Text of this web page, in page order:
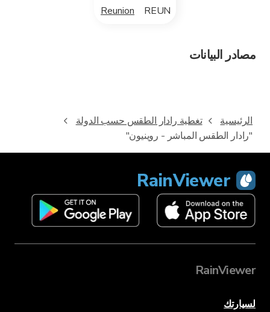
REUN
Reunion
مصادر البيانات
الرئيسية
تغطية رادار الطقس حسب الدولة
"رادار الطقس المباشر - روينيون"
RainViewer
RainViewer
لسيارتك